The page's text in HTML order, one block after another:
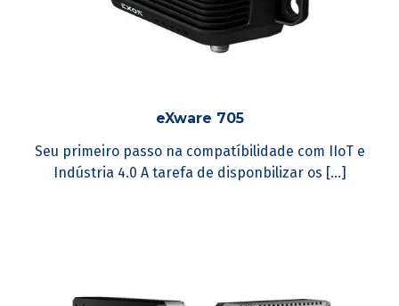
eXware 705
Seu primeiro passo na compatíbilidade com IIoT e
Indústria 4.0 A tarefa de disponbilizar os [...]